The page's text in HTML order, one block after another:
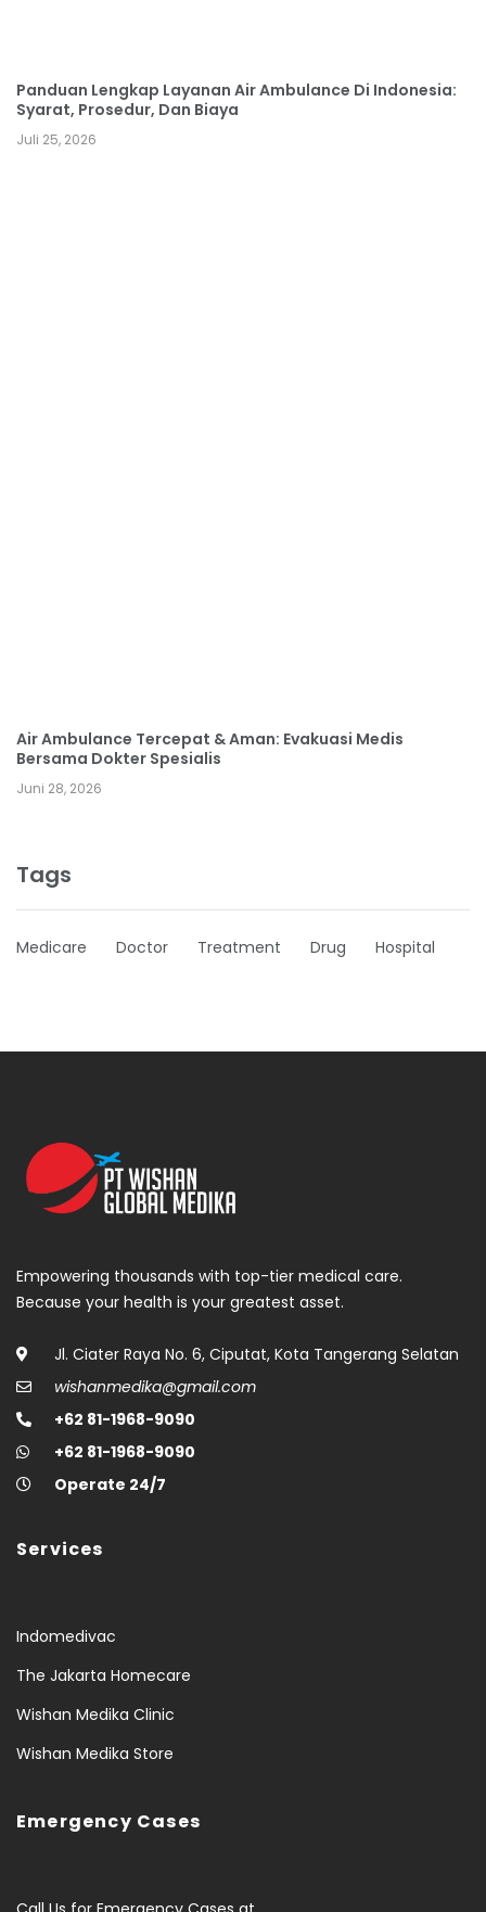
Panduan Lengkap Layanan Air Ambulance Di Indonesia:
Syarat, Prosedur, Dan Biaya
Juli 25, 2026
Air Ambulance Tercepat & Aman: Evakuasi Medis
Bersama Dokter Spesialis
Juni 28, 2026
Tags
Medicare Doctor Treatment Drug Hospital
Empowering thousands with top-tier medical care.
Because your health is your greatest asset.
Jl. Ciater Raya No. 6, Ciputat, Kota Tangerang Selatan
wishanmedika@gmail.com
+62 81-1968-9090
+62 81-1968-9090
Operate 24/7
Services
Indomedivac
The Jakarta Homecare
Wishan Medika Clinic
Wishan Medika Store
Emergency Cases